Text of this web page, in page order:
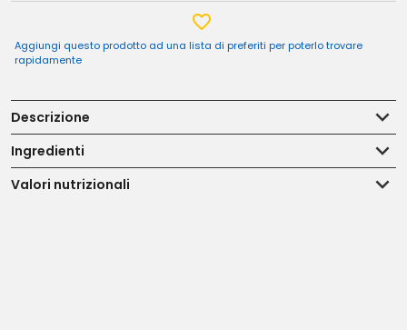
Aggiungi questo prodotto ad una lista di preferiti per poterlo trovare
rapidamente
Descrizione
Ingredienti
Valori nutrizionali